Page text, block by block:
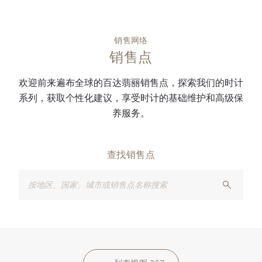
销售网络
销售点
欢迎前来遍布全球的百达翡丽销售点，探索我们的时计
系列，获取个性化建议，享受时计的基础维护和高级保
养服务。
查找销售点